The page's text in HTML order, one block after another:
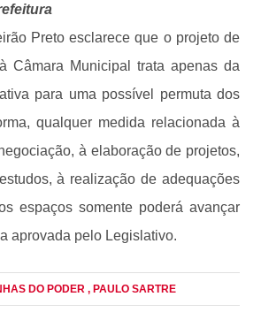
Preto esclarece que o projeto de
Câmara Municipal trata apenas da
para uma possível permuta dos
qualquer medida relacionada à
à elaboração de projetos,
à realização de adequações
espaços somente poderá avançar
aprovada pelo Legislativo.
DO PODER , PAULO SARTRE